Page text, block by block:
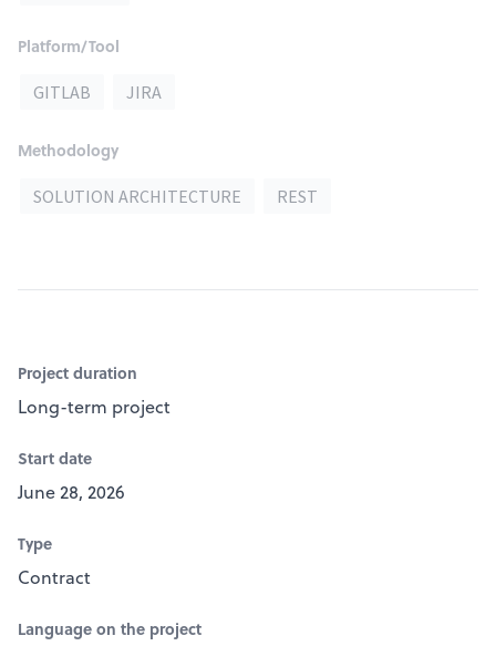
Platform/Tool
GITLAB JIRA
Methodology
SOLUTION ARCHITECTURE REST
Project duration
Long-term project
Start date
June 28, 2026
Type
Contract
Language on the project